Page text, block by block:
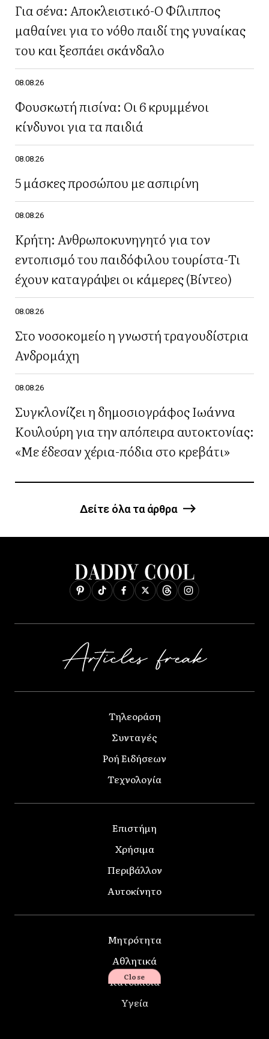
Για σένα: Αποκλειστικό-Ο Φίλιππος
μαθαίνει για το νόθο παιδί της γυναίκας
του και ξεσπάει σκάνδαλο
08.08.26
Φουσκωτή πισίνα: Οι 6 κρυμμένοι
κίνδυνοι για τα παιδιά
08.08.26
5 μάσκες προσώπου με ασπιρίνη
08.08.26
Κρήτη: Ανθρωποκυνηγητό για τον
εντοπισμό του παιδόφιλου τουρίστα-Τι
έχουν καταγράψει οι κάμερες (Βίντεο)
08.08.26
Στο νοσοκομείο η γνωστή τραγουδίστρια
Ανδρομάχη
08.08.26
Συγκλονίζει η δημοσιογράφος Ιωάννα
Κουλούρη για την απόπειρα αυτοκτονίας:
«Με έδεσαν χέρια-πόδια στο κρεβάτι»
Δείτε όλα τα άρθρα
Τηλεοράση
Συνταγές
Ροή Ειδήσεων
Τεχνολογία
Επιστήμη
Χρήσιμα
Περιβάλλον
Αυτοκίνητο
Μητρότητα
Αθλητικά
Κατοικίδια
Υγεία
Close